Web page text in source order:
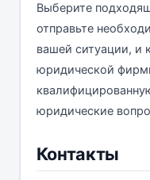
Выберите
отправьте
вашей ситуации, и
юридической
юридические
Контакты